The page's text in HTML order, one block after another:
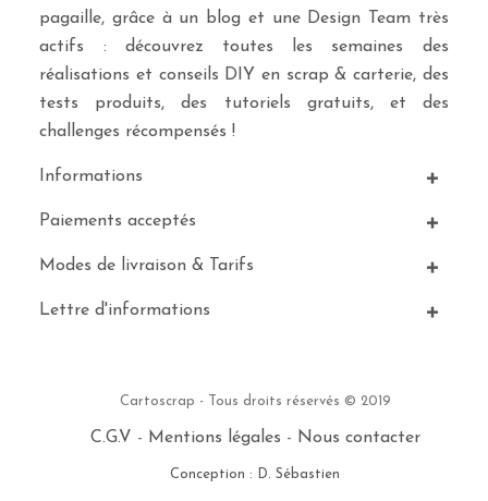
pagaille, grâce à un blog et une Design Team très
actifs : découvrez toutes les semaines des
réalisations et conseils DIY en scrap & carterie, des
tests produits, des tutoriels gratuits, et des
challenges récompensés !
Informations
Paiements acceptés
Modes de livraison & Tarifs
Lettre d'informations
Cartoscrap - Tous droits réservés © 2019
C.G.V - Mentions légales - Nous contacter
Conception : D. Sébastien